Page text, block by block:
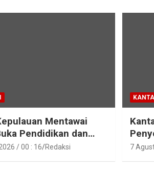
Mentawai
Pendidikan dan
Calon Paskibraka
/ 00 : 16 Redaksi 7